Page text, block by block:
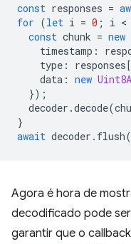
const responses =
for (let i = 0 ; i <
const chunk = new
timestamp :
type : responses[
data : new
});
decoder .decode(
}
await decoder . flush
Agora é hora de
decodificado pode
garantir que o